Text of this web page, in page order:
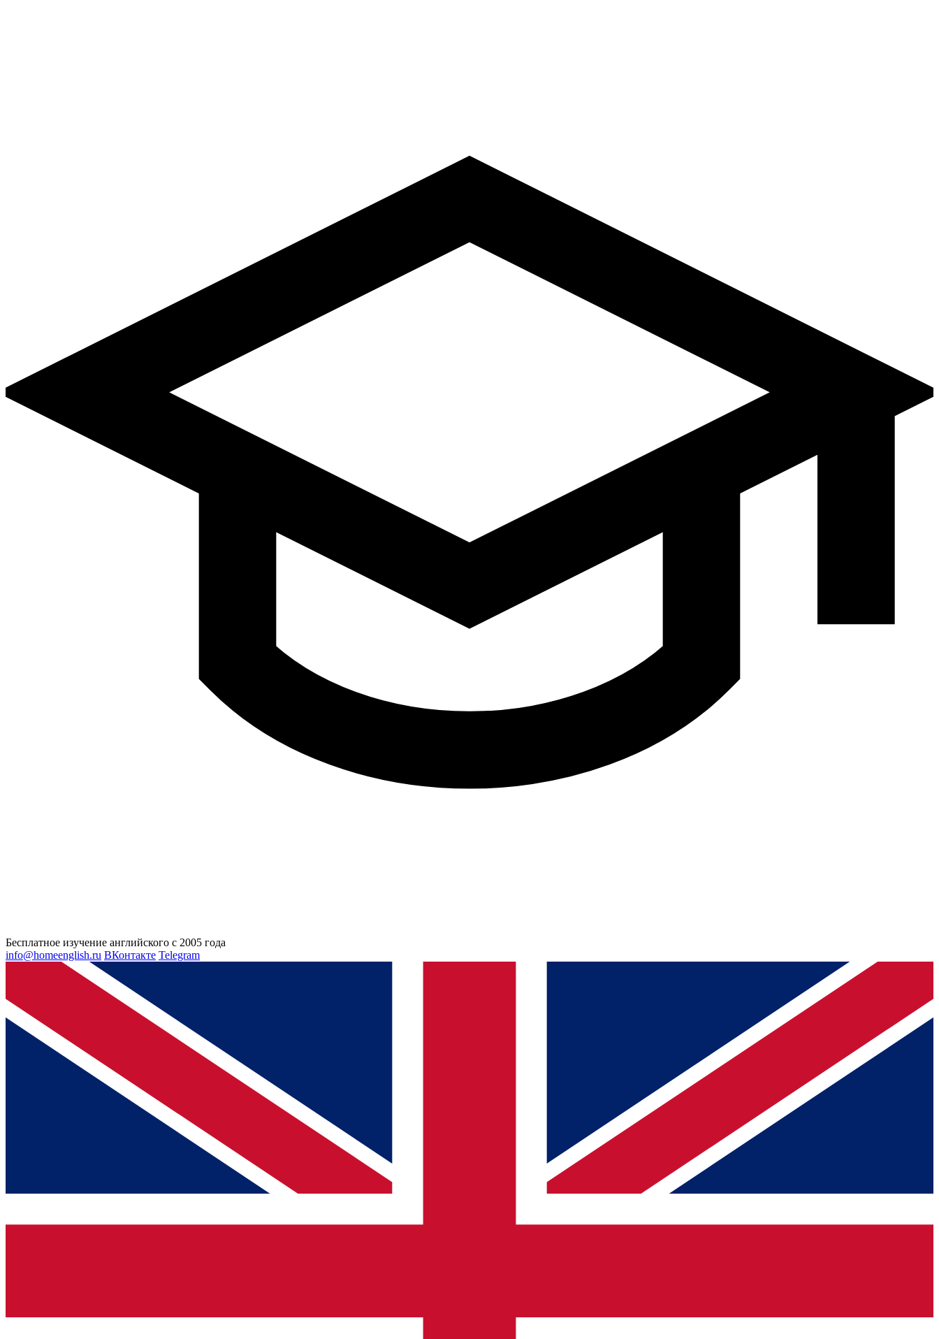
Бесплатное изучение английского с 2005 года
info@homeenglish.ru ВКонтакте Telegram